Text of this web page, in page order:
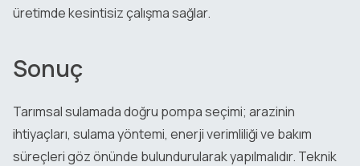
üretimde kesintisiz çalışma sağlar.
Sonuç
Tarımsal sulamada doğru pompa seçimi; arazinin
ihtiyaçları, sulama yöntemi, enerji verimliliği ve bakım
süreçleri göz önünde bulundurularak yapılmalıdır. Teknik